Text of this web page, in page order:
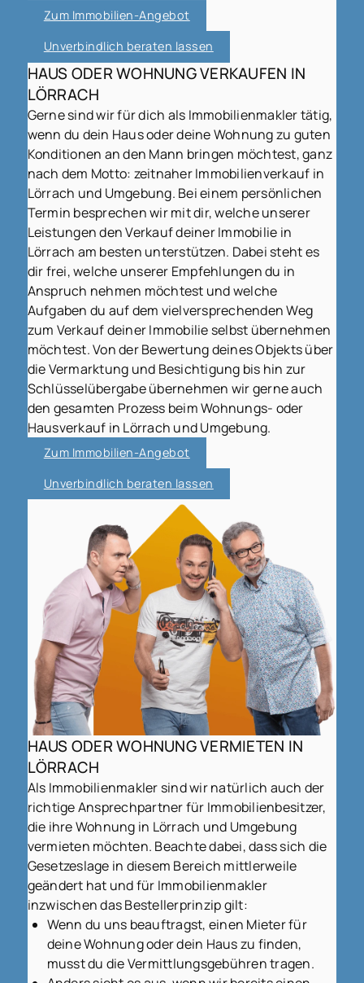
Zum Immobilien-Angebot
Unverbindlich beraten lassen
HAUS ODER WOHNUNG VERKAUFEN IN
LÖRRACH
Gerne sind wir für dich als Immobilienmakler tätig,
wenn du dein Haus oder deine Wohnung zu guten
Konditionen an den Mann bringen möchtest, ganz
nach dem Motto: zeitnaher Immobilienverkauf in
Lörrach und Umgebung. Bei einem persönlichen
Termin besprechen wir mit dir, welche unserer
Leistungen den Verkauf deiner Immobilie in
Lörrach am besten unterstützen. Dabei steht es
dir frei, welche unserer Empfehlungen du in
Anspruch nehmen möchtest und welche
Aufgaben du auf dem vielversprechenden Weg
zum Verkauf deiner Immobilie selbst übernehmen
möchtest. Von der Bewertung deines Objekts über
die Vermarktung und Besichtigung bis hin zur
Schlüsselübergabe übernehmen wir gerne auch
den gesamten Prozess beim Wohnungs- oder
Hausverkauf in Lörrach und Umgebung.
Zum Immobilien-Angebot
Unverbindlich beraten lassen
HAUS ODER WOHNUNG VERMIETEN IN
LÖRRACH
Als Immobilienmakler sind wir natürlich auch der
richtige Ansprechpartner für Immobilienbesitzer,
die ihre Wohnung in Lörrach und Umgebung
vermieten möchten. Beachte dabei, dass sich die
Gesetzeslage in diesem Bereich mittlerweile
geändert hat und für Immobilienmakler
inzwischen das Bestellerprinzip gilt:
Wenn du uns beauftragst, einen Mieter für
deine Wohnung oder dein Haus zu finden,
musst du die Vermittlungsgebühren tragen.